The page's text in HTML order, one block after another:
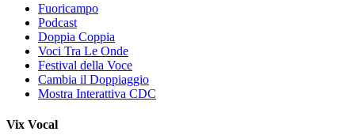
Fuoricampo
Podcast
Doppia Coppia
Voci Tra Le Onde
Festival della Voce
Cambia il Doppiaggio
Mostra Interattiva CDC
Vix Vocal